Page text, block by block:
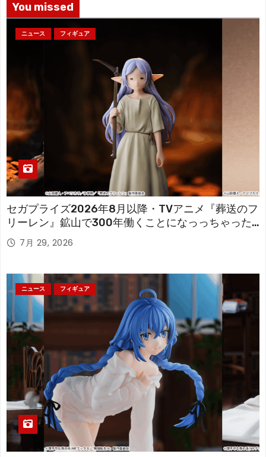
You missed
ニュース フィギュア
セガプライズ2026年8月以降・TVアニメ『葬送のフ
リーレン』鉱山で300年働くことになっっちゃった
「フリーレン」を立体化！
7月 29, 2026
ニュース フィギュア